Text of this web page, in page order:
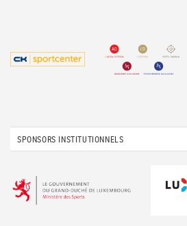
SPONSORS INSTITUTIONNELS